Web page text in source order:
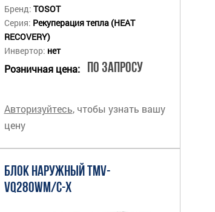
Бренд: TOSOT
Серия: Рекуперация тепла (HEAT
RECOVERY)
Инвертор: нет
Розничная цена: По запросу
Авторизуйтесь, чтобы узнать вашу
цену
БЛОК НАРУЖНЫЙ TMV-
VQ280WM/C-X